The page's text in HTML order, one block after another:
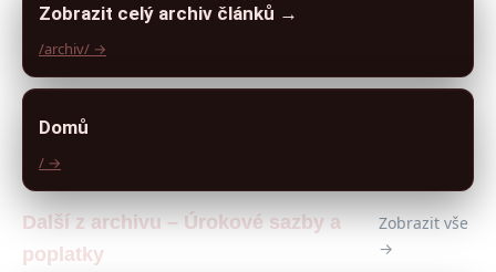
Zobrazit celý archiv článků →
/archiv/ →
Domů
/ →
Další z archivu – Úrokové sazby a
poplatky
Zobrazit vše
→